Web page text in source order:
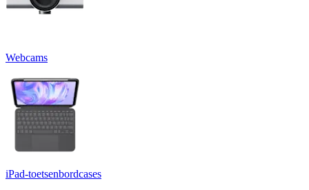
Webcams
iPad-toetsenbordcases